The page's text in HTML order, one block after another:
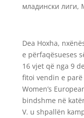
младински
Dea Hoxha,
e përfaqësueses
16 vjet që nga 9
fitoi vendin e parë
Women’s
bindshme në
V. u shpallën